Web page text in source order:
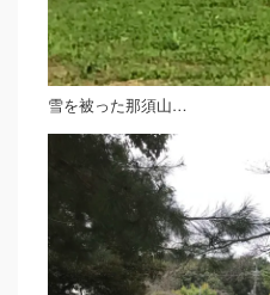
雪を被った那須山…